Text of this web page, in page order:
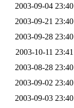
2003-09-04 23:40
2003-09-21 23:40
2003-09-28 23:40
2003-10-11 23:41
2003-08-28 23:40
2003-09-02 23:40
2003-09-03 23:40